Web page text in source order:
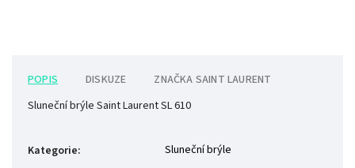
POPIS DISKUZE ZNAČKA SAINT LAURENT
Sluneční brýle Saint Laurent SL 610
Kategorie:
Sluneční brýle